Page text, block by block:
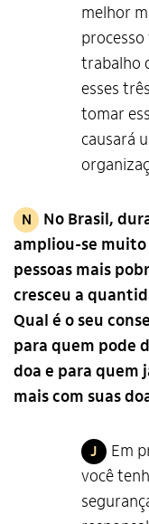
melhor
trabalho
esses
tomar
causará
N
No Brasil,
ampliou-se muito
pessoas mais
cresceu a
Qual é o seu
para quem pode
doa e para quem
mais com suas
J
Em
você